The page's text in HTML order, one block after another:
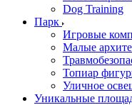
Dog Training
Парк
Игровые
Малые
Топиар
Уличное
Уникальные